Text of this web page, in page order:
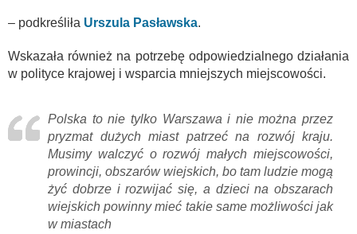
– podkreśliła Urszula Pasławska.
Wskazała również na potrzebę odpowiedzialnego działania
w polityce krajowej i wsparcia mniejszych miejscowości.
Polska to nie tylko Warszawa i nie można przez
pryzmat dużych miast patrzeć na rozwój kraju.
Musimy walczyć o rozwój małych miejscowości,
prowincji, obszarów wiejskich, bo tam ludzie mogą
żyć dobrze i rozwijać się, a dzieci na obszarach
wiejskich powinny mieć takie same możliwości jak
w miastach